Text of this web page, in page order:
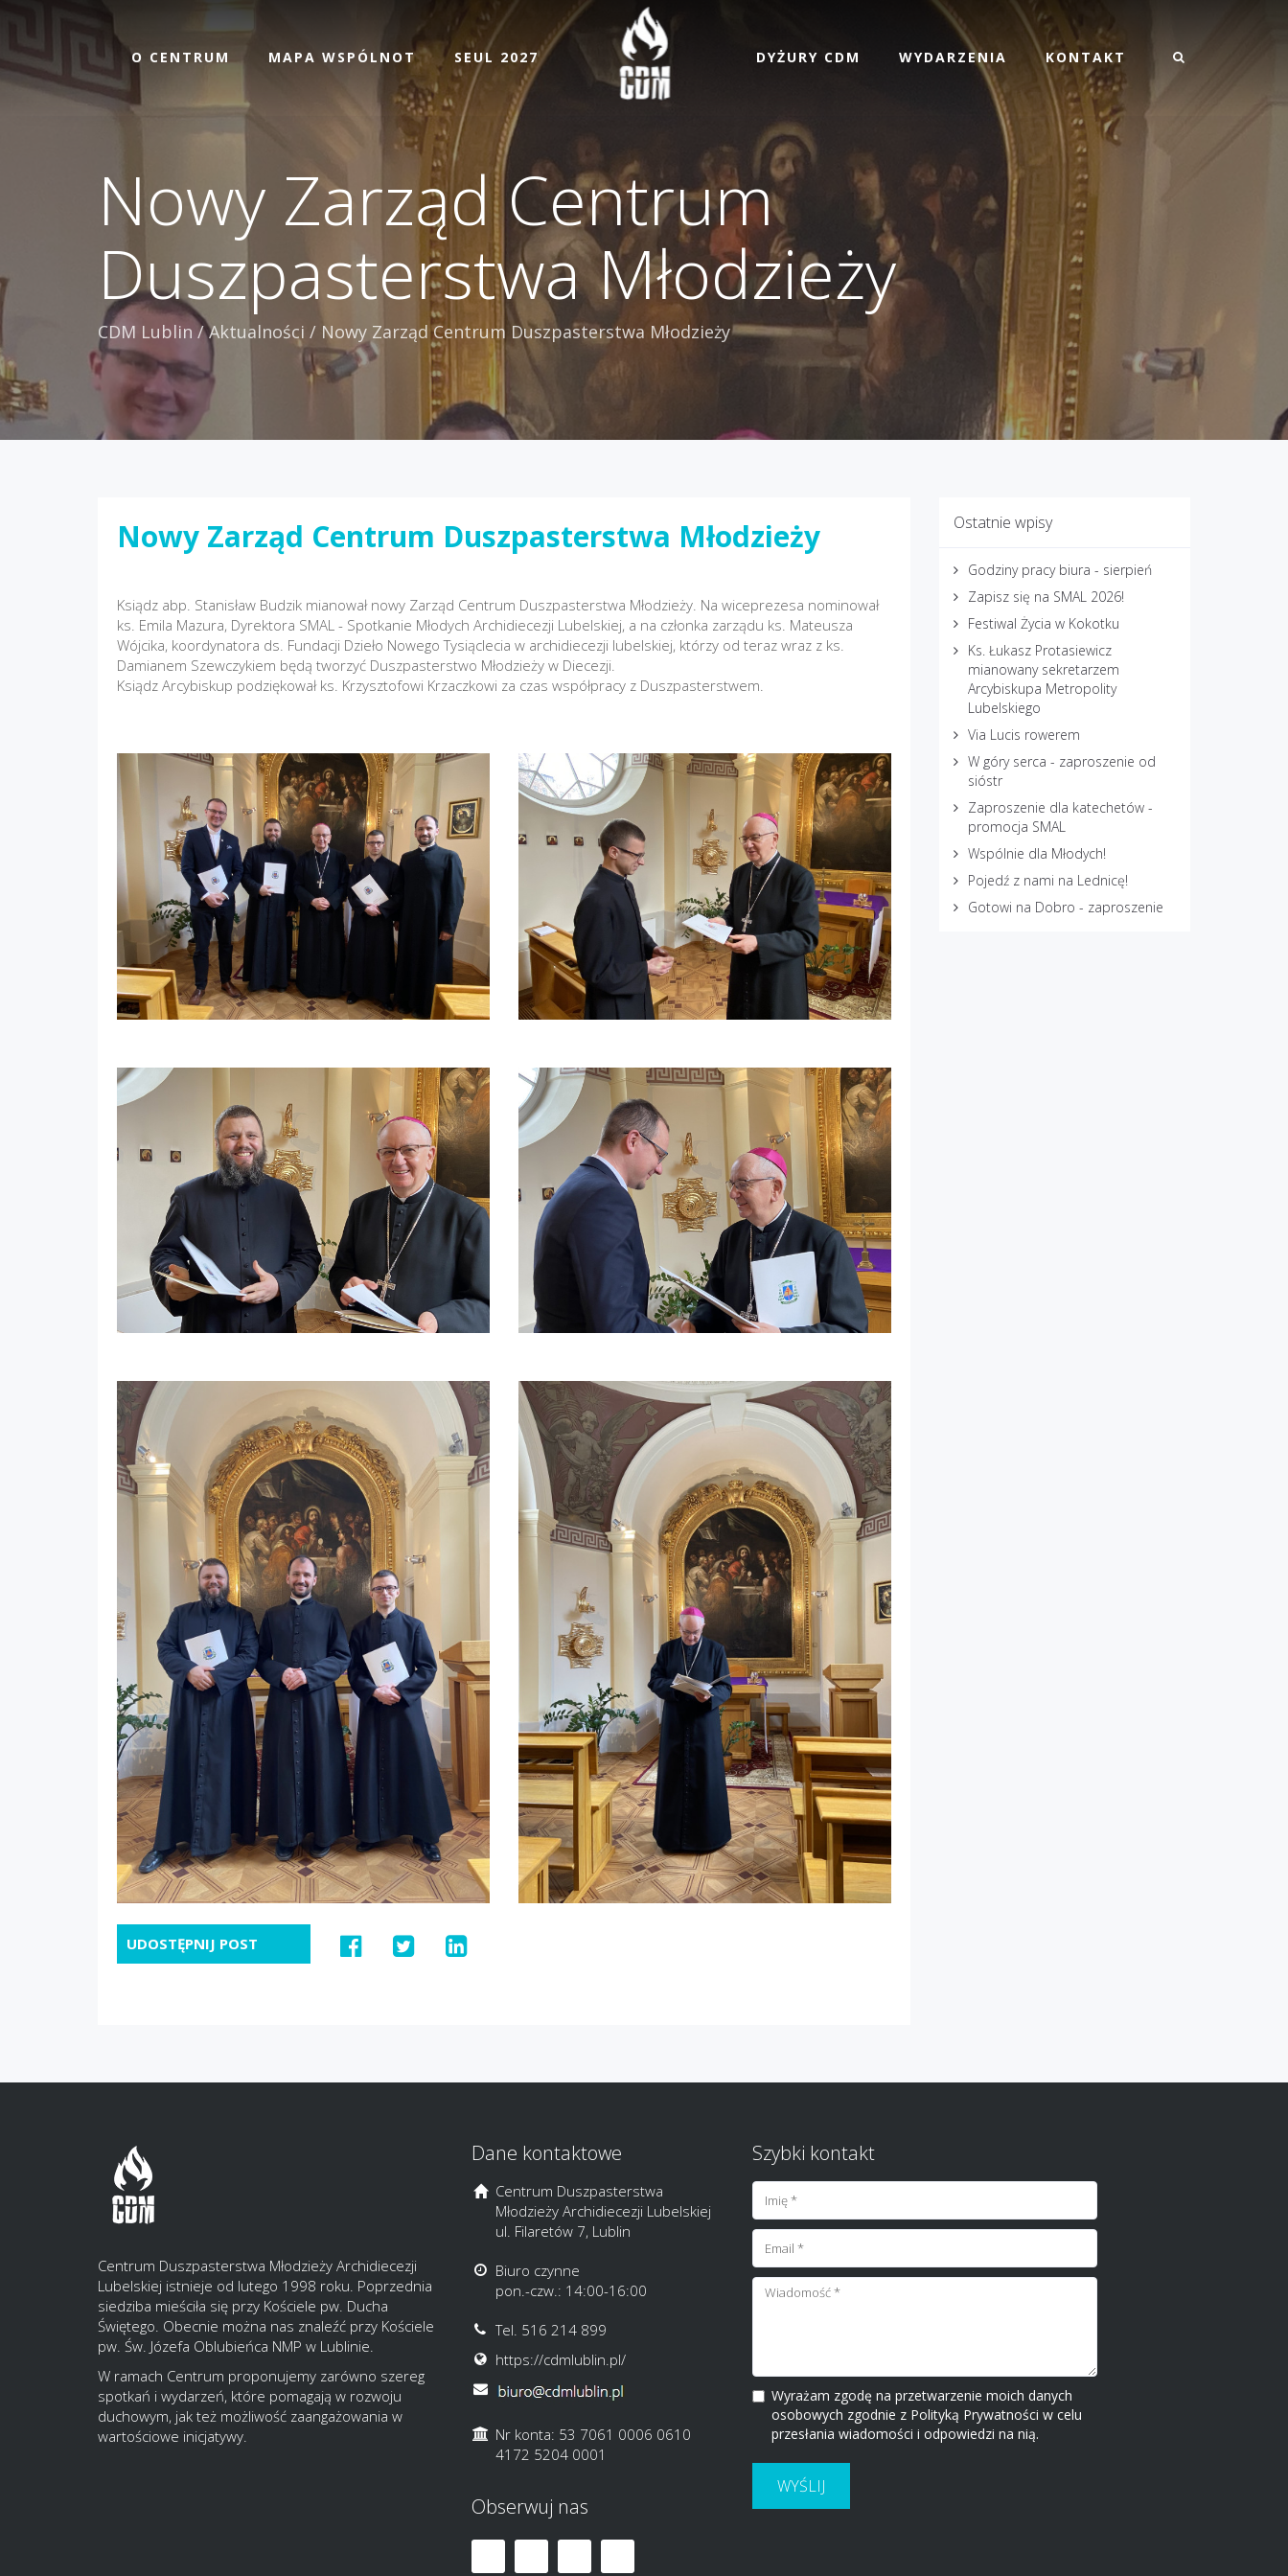
O CENTRUM MAPA WSPÓLNOT SEUL 2027 DYŻURY CDM WYDARZENIA KONTAKT
Nowy Zarząd Centrum
Duszpasterstwa Młodzieży
CDM Lublin /Aktualności / Nowy Zarząd Centrum Duszpasterstwa Młodzieży
Nowy Zarząd Centrum Duszpasterstwa Młodzieży
Ksiądz abp. Stanisław Budzik mianował nowy Zarząd Centrum Duszpasterstwa Młodzieży. Na wiceprezesa nominował
ks. Emila Mazura, Dyrektora SMAL - Spotkanie Młodych Archidiecezji Lubelskiej, a na członka zarządu ks. Mateusza
Wójcika, koordynatora ds. Fundacji Dzieło Nowego Tysiąclecia w archidiecezji lubelskiej, którzy od teraz wraz z ks.
Damianem Szewczykiem będą tworzyć Duszpasterstwo Młodzieży w Diecezji.
Ksiądz Arcybiskup podziękował ks. Krzysztofowi Krzaczkowi za czas współpracy z Duszpasterstwem.
UDOSTĘPNIJ POST
Ostatnie wpisy
Godziny pracy biura - sierpień
Zapisz się na SMAL 2026!
Festiwal Życia w Kokotku
Ks. Łukasz Protasiewicz
mianowany sekretarzem
Arcybiskupa Metropolity
Lubelskiego
Via Lucis rowerem
W góry serca - zaproszenie od
sióstr
Zaproszenie dla katechetów -
promocja SMAL
Wspólnie dla Młodych!
Pojedź z nami na Lednicę!
Gotowi na Dobro - zaproszenie
Centrum Duszpasterstwa Młodzieży Archidiecezji
Lubelskiej istnieje od lutego 1998 roku. Poprzednia
siedziba mieściła się przy Kościele pw. Ducha
Świętego. Obecnie można nas znaleźć przy Kościele
pw. Św. Józefa Oblubieńca NMP w Lublinie.
W ramach Centrum proponujemy zarówno szereg
spotkań i wydarzeń, które pomagają w rozwoju
duchowym, jak też możliwość zaangażowania w
wartościowe inicjatywy.
Dane kontaktowe
Centrum Duszpasterstwa
Młodzieży Archidiecezji Lubelskiej
ul. Filaretów 7, Lublin
Biuro czynne
pon.-czw.: 14:00-16:00
Tel. 516 214 899
https://cdmlublin.pl/
Nr konta: 53 7061 0006 0610
4172 5204 0001
Obserwuj nas
Szybki kontakt
Wyrażam zgodę na przetwarzenie moich danych
osobowych zgodnie z Polityką Prywatności w celu
przesłania wiadomości i odpowiedzi na nią.
WYŚLIJ